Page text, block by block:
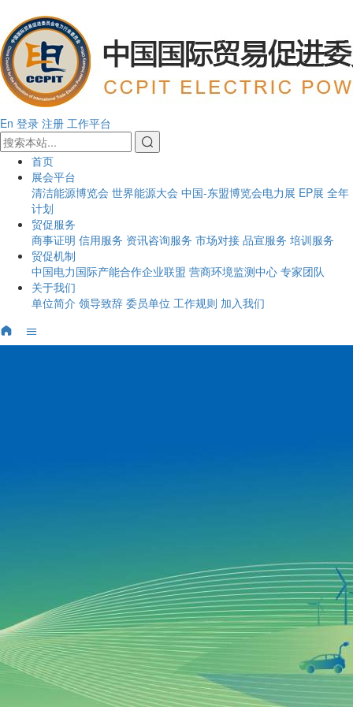
En 登录 注册 工作平台
首页
展会平台
清洁能源博览会 世界能源大会 中国-东盟博览会电力展 EP展 全年
计划
贸促服务
商事证明 信用服务 资讯咨询服务 市场对接 品宣服务 培训服务
贸促机制
中国电力国际产能合作企业联盟 营商环境监测中心 专家团队
关于我们
单位简介 领导致辞 委员单位 工作规则 加入我们